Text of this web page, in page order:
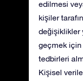
edilmesi
kişiler
değişiklikler
geçmek için
tedbirleri
Kişisel